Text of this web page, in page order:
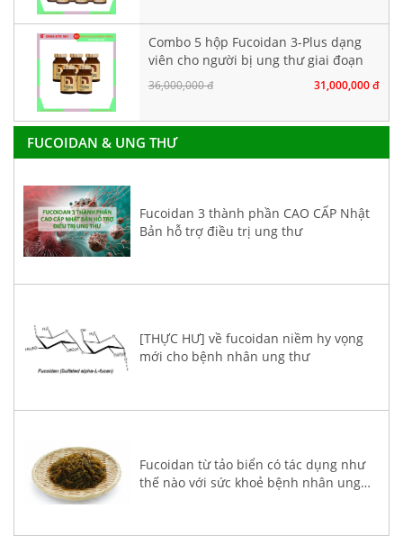
Combo 5 hộp Fucoidan 3-Plus dạng
viên cho người bị ung thư giai đoạn
đầu
36,000,000 đ 31,000,000 đ
FUCOIDAN & UNG THƯ
Fucoidan 3 thành phần CAO CẤP Nhật
Bản hỗ trợ điều trị ung thư
[THỰC HƯ] về fucoidan niềm hy vọng
mới cho bệnh nhân ung thư
Fucoidan từ tảo biển có tác dụng như
thế nào với sức khoẻ bệnh nhân ung